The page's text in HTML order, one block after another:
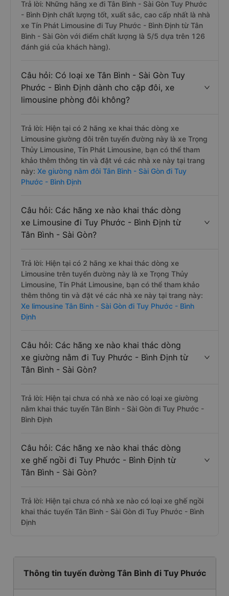
Trả lời: Những hãng xe đi Tân Bình - Sài Gòn Tuy Phước
- Bình Định chất lượng tốt, xuất sắc, cao cấp nhất là nhà
xe Tín Phát Limousine đi Tuy Phước - Bình Định từ Tân
Bình - Sài Gòn với điểm chất lượng là 5/5 dựa trên 126
đánh giá của khách hàng).
Câu hỏi: Có loại xe Tân Bình - Sài Gòn Tuy
Phước - Bình Định dành cho cặp đôi, xe
limousine phòng đôi không?
Trả lời: Hiện tại có 2 hãng xe khai thác dòng xe
Limousine giường đôi trên tuyến đường này là xe Trọng
Thủy Limousine, Tín Phát Limousine, bạn có thể tham
khảo thêm thông tin và đặt vé các nhà xe này tại trang
này: Xe giường nằm đôi Tân Bình - Sài Gòn đi Tuy
Phước - Bình Định
Câu hỏi: Các hãng xe nào khai thác dòng
xe Limousine đi Tuy Phước - Bình Định từ
Tân Bình - Sài Gòn?
Trả lời: Hiện tại có 2 hãng xe khai thác dòng xe
Limousine trên tuyến đường này là xe Trọng Thủy
Limousine, Tín Phát Limousine, bạn có thể tham khảo
thêm thông tin và đặt vé các nhà xe này tại trang này:
Xe limousine Tân Bình - Sài Gòn đi Tuy Phước - Bình
Định
Câu hỏi: Các hãng xe nào khai thác dòng
xe giường nằm đi Tuy Phước - Bình Định từ
Tân Bình - Sài Gòn?
Trả lời: Hiện tại chưa có nhà xe nào có loại xe giường
nằm khai thác tuyến Tân Bình - Sài Gòn đi Tuy Phước -
Bình Định
Câu hỏi: Các hãng xe nào khai thác dòng
xe ghế ngồi đi Tuy Phước - Bình Định từ
Tân Bình - Sài Gòn?
Trả lời: Hiện tại chưa có nhà xe nào có loại xe ghế ngồi
khai thác tuyến Tân Bình - Sài Gòn đi Tuy Phước - Bình
Định
Thông tin tuyến đường Tân Bình đi Tuy Phước